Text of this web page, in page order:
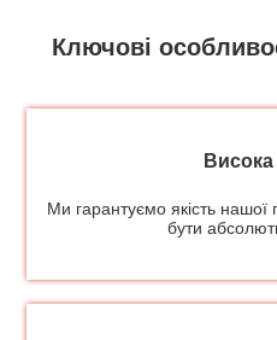
Ключові
Висока
Ми гарантуємо якість нашої
бути